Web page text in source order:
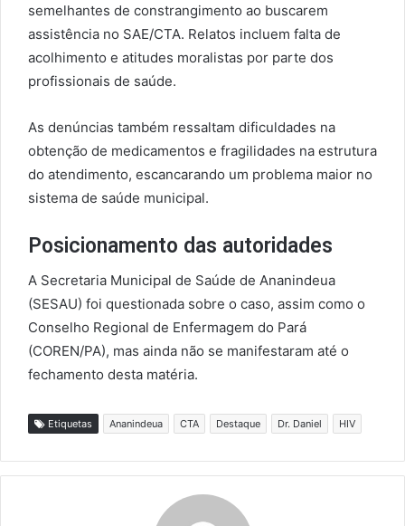
semelhantes de constrangimento ao buscarem
assistência no SAE/CTA. Relatos incluem falta de
acolhimento e atitudes moralistas por parte dos
profissionais de saúde.
As denúncias também ressaltam dificuldades na
obtenção de medicamentos e fragilidades na estrutura
do atendimento, escancarando um problema maior no
sistema de saúde municipal.
Posicionamento das autoridades
A Secretaria Municipal de Saúde de Ananindeua
(SESAU) foi questionada sobre o caso, assim como o
Conselho Regional de Enfermagem do Pará
(COREN/PA), mas ainda não se manifestaram até o
fechamento desta matéria.
Etiquetas Ananindeua CTA Destaque Dr. Daniel HIV